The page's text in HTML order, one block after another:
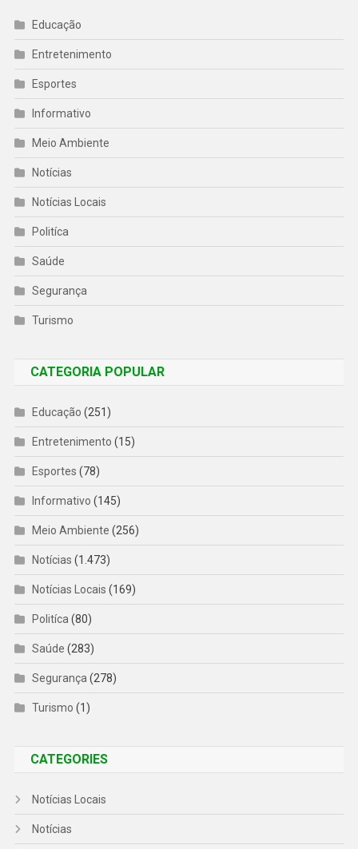
Educação
Entretenimento
Esportes
Informativo
Meio Ambiente
Notícias
Notícias Locais
Politíca
Saúde
Segurança
Turismo
CATEGORIA POPULAR
Educação (251)
Entretenimento (15)
Esportes (78)
Informativo (145)
Meio Ambiente (256)
Notícias (1.473)
Notícias Locais (169)
Politíca (80)
Saúde (283)
Segurança (278)
Turismo (1)
CATEGORIES
Notícias Locais
Notícias